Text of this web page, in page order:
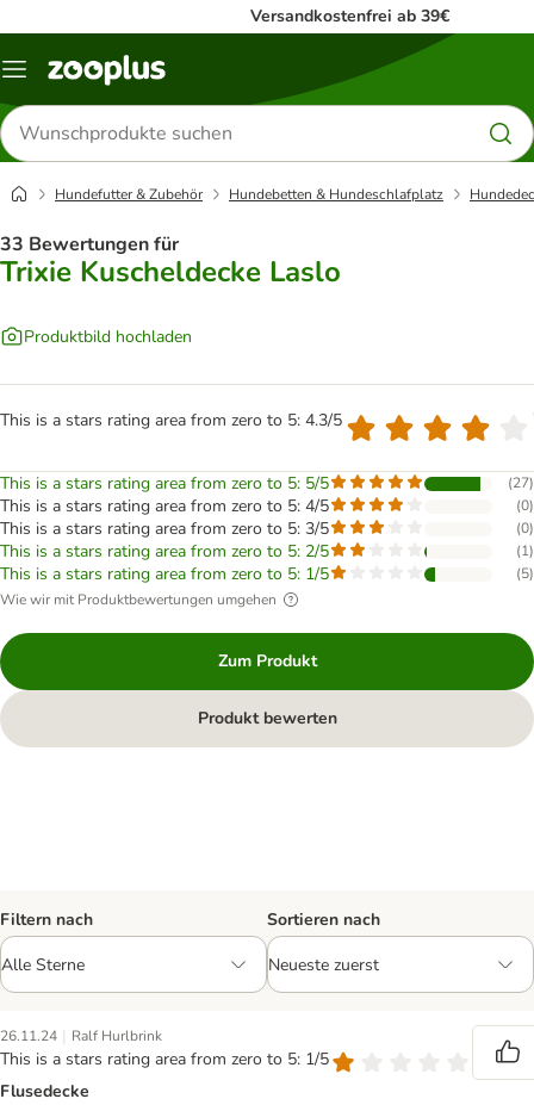
Versandkostenfrei ab 39€
Menü
Produkte
suchen
Hundefutter & Zubehör Hundebetten & Hundeschlafplatz
33 Bewertungen für
Trixie Kuscheldecke Laslo
Produktbild hochladen
This is a stars rating area from zero to 5: 4.3/5
This is a stars rating area from zero to 5: 5/5 (27)
This is a stars rating area from zero to 5: 4/5 (0)
This is a stars rating area from zero to 5: 3/5 (0)
This is a stars rating area from zero to 5: 2/5 (1)
This is a stars rating area from zero to 5: 1/5 (5)
Wie wir mit Produktbewertungen umgehen
Zum Produkt
Produkt bewerten
Filtern nach Sortieren nach
26.11.24 | Ralf Hurlbrink
This is a stars rating area from zero to 5: 1/5
Flusedecke